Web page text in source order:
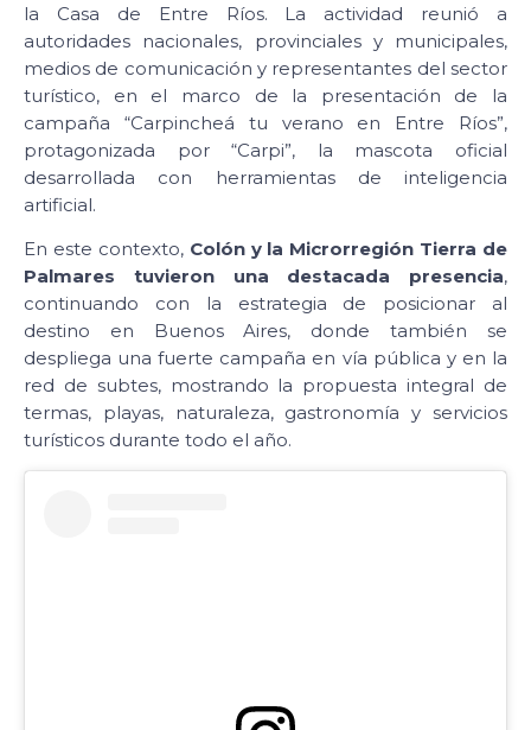
la Casa de Entre Ríos. La actividad reunió a
autoridades nacionales, provinciales y municipales,
medios de comunicación y representantes del sector
turístico, en el marco de la presentación de la
campaña “Carpincheá tu verano en Entre Ríos”,
protagonizada por “Carpi”, la mascota oficial
desarrollada con herramientas de inteligencia
artificial.
En este contexto, Colón y la Microrregión Tierra de
Palmares tuvieron una destacada presencia,
continuando con la estrategia de posicionar al
destino en Buenos Aires, donde también se
despliega una fuerte campaña en vía pública y en la
red de subtes, mostrando la propuesta integral de
termas, playas, naturaleza, gastronomía y servicios
turísticos durante todo el año.